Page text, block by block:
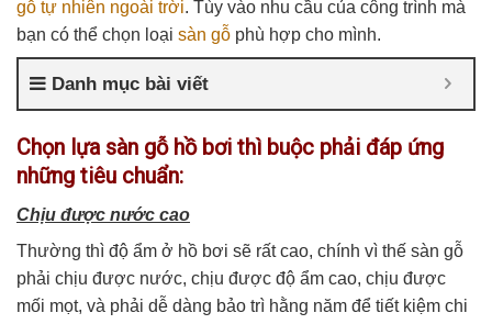
gỗ tự nhiên ngoài trời. Tùy vào nhu cầu của công trình mà
bạn có thể chọn loại sàn gỗ phù hợp cho mình.
Danh mục bài viết
Chọn lựa sàn gỗ hồ bơi thì buộc phải đáp ứng
những tiêu chuẩn:
Chịu được nước cao
Thường thì độ ẩm ở hồ bơi sẽ rất cao, chính vì thế sàn gỗ
phải chịu được nước, chịu được độ ẩm cao, chịu được
mối mọt, và phải dễ dàng bảo trì hằng năm để tiết kiệm chi